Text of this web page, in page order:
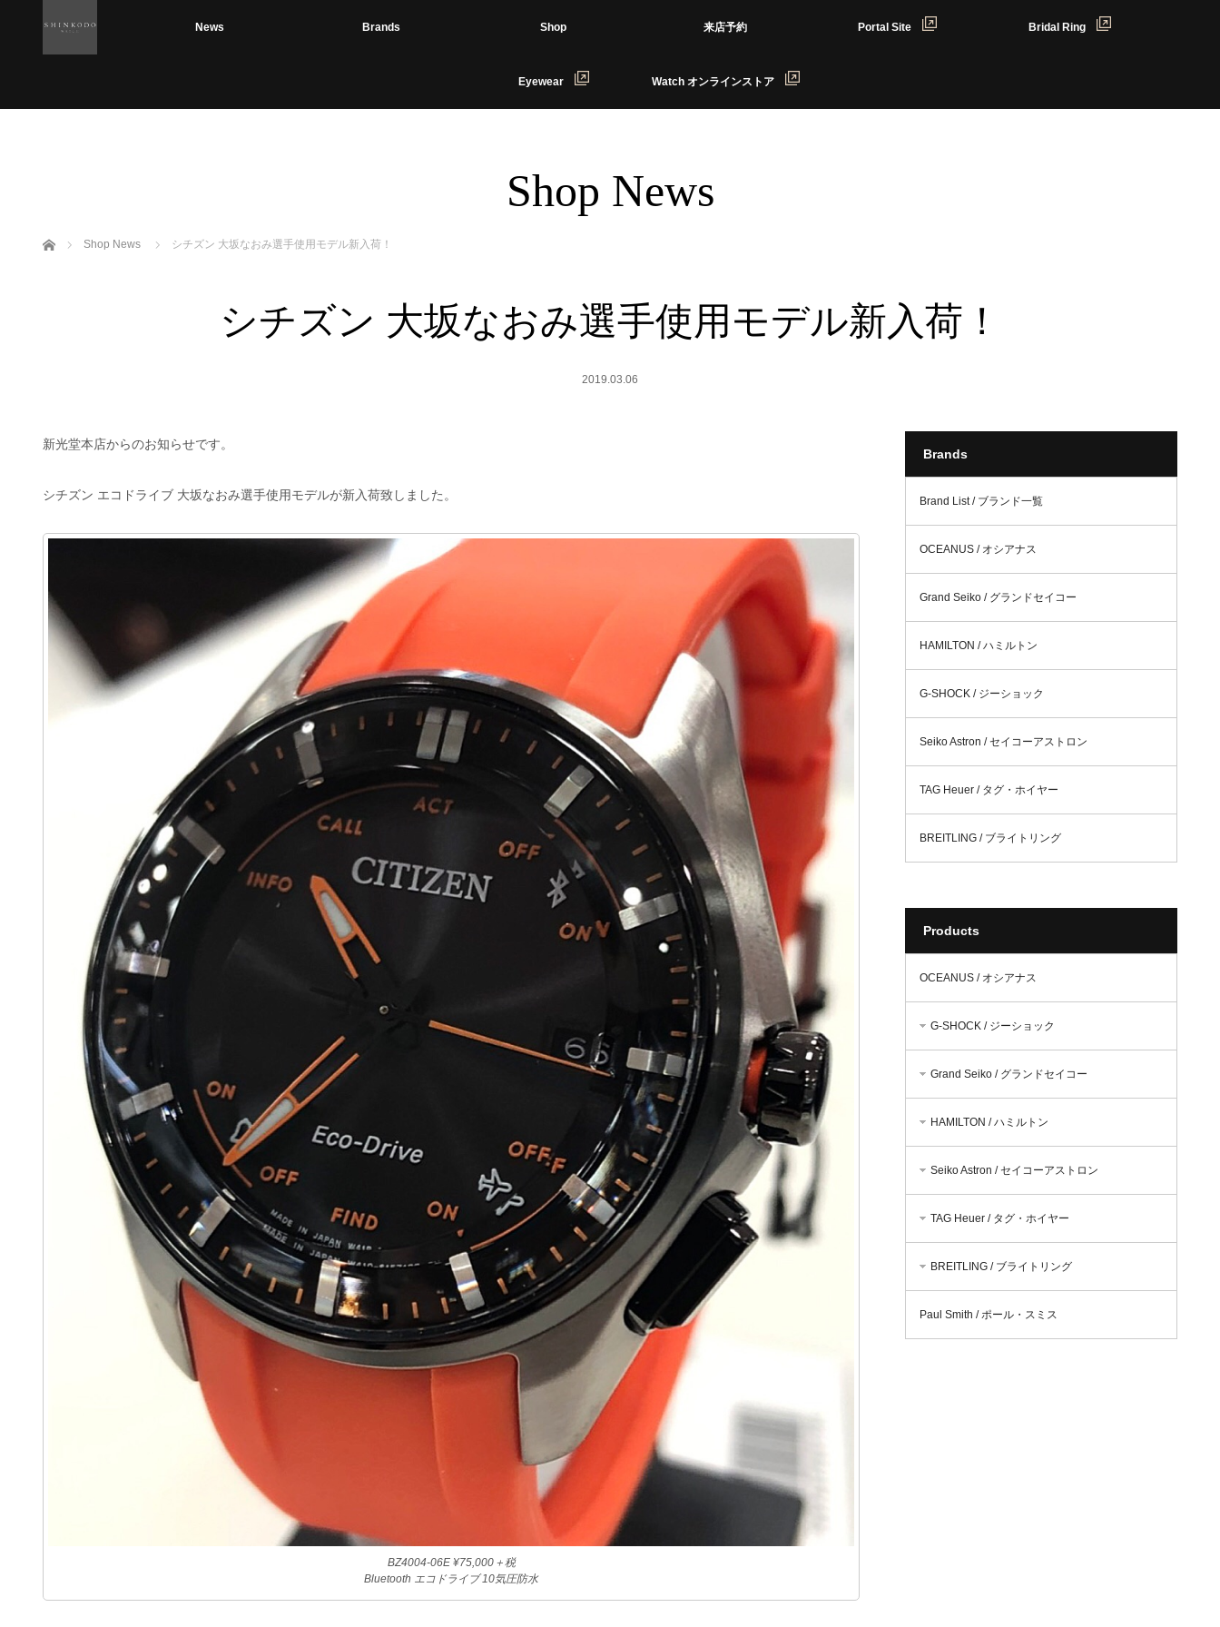
News Brands Shop 来店予約 Portal Site Bridal Ring
Eyewear Watch オンラインストア
Shop News
ホーム Shop News シチズン 大坂なおみ選手使用モデル新入荷！
シチズン 大坂なおみ選手使用モデル新入荷！
2019.03.06
新光堂本店からのお知らせです。
シチズン エコドライブ 大坂なおみ選手使用モデルが新入荷致しました。
BZ4004-06E ¥75,000＋税
Bluetooth エコドライブ 10気圧防水
Brands
Brand List / ブランド一覧
OCEANUS / オシアナス
Grand Seiko / グランドセイコー
HAMILTON / ハミルトン
G-SHOCK / ジーショック
Seiko Astron / セイコーアストロン
TAG Heuer / タグ・ホイヤー
BREITLING / ブライトリング
Products
OCEANUS / オシアナス
G-SHOCK / ジーショック
Grand Seiko / グランドセイコー
HAMILTON / ハミルトン
Seiko Astron / セイコーアストロン
TAG Heuer / タグ・ホイヤー
BREITLING / ブライトリング
Paul Smith / ポール・スミス